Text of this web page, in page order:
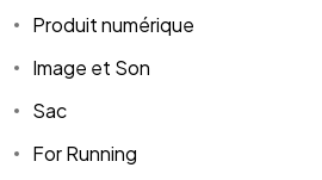
Produit numérique
Image et Son
Sac
For Running